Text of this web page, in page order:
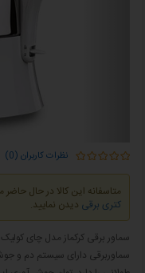
نظرات کاربران (0)
متاسفانه این کالا در حال
کتری برقی دیدن نمایید.
سماور برقی کرکماز مدل چای
سماوربرقی دارای سیستم دم و